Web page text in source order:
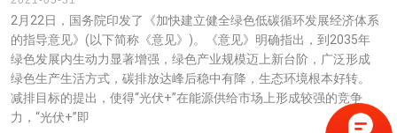
2月22日，国务院印发了《加快建立健全绿色低碳循环发展经济体系
的指导意见》(以下简称《意见》)。《意见》明确指出，到2035年
绿色发展内生动力显著增强，绿色产业规模迈上新台阶，广泛形成
绿色生产生活方式，碳排放达峰后稳中有降，生态环境根本好转。
减排目标的提出，使得“光伏+”在能源供给市场上形成较强的竞争
力，“光伏+”即